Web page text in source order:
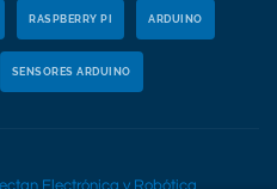
RASPBERRY PI ARDUINO
SENSORES ARDUINO
Electrónica y Robótica